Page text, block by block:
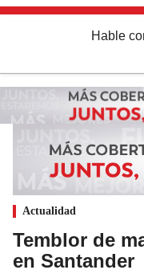
Hable
Actualidad
Temblor de
en Santander